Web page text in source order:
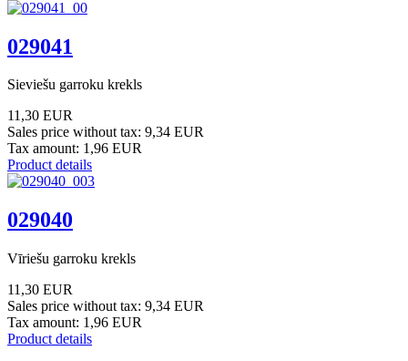
029041
Sieviešu garroku krekls
11,30 EUR
Sales price without tax: 9,34 EUR
Tax amount: 1,96 EUR
Product details
029040
Vīriešu garroku krekls
11,30 EUR
Sales price without tax: 9,34 EUR
Tax amount: 1,96 EUR
Product details